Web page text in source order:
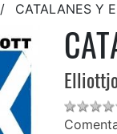
CATALANES Y